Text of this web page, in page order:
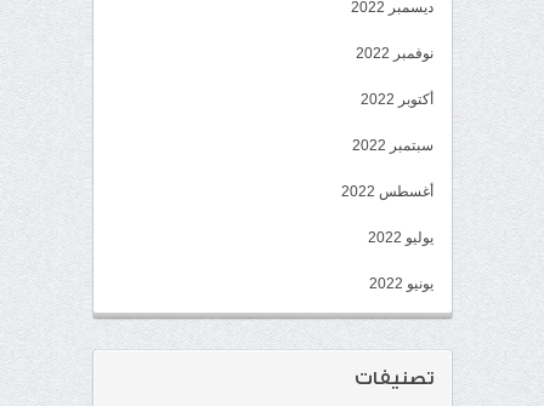
ديسمبر 2022
نوفمبر 2022
أكتوبر 2022
سبتمبر 2022
أغسطس 2022
يوليو 2022
يونيو 2022
تصنيفات